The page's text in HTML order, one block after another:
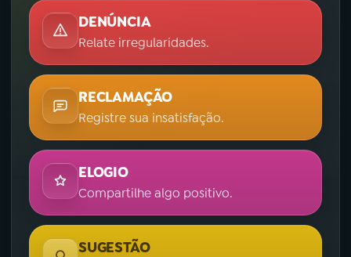
DENÚNCIA
Relate irregularidades.
RECLAMAÇÃO
Registre sua insatisfação.
ELOGIO
Compartilhe algo positivo.
SUGESTÃO